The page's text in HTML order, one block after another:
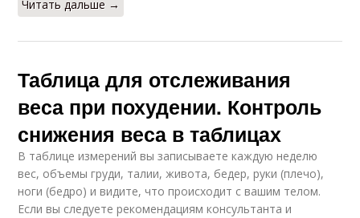
Читать дальше →
Таблица для отслеживания
веса при похудении. Контроль
снижения веса в таблицах
В таблице измерений вы записываете каждую неделю
вес, объемы груди, талии, живота, бедер, руки (плечо),
ноги (бедро) и видите, что происходит с вашим телом.
Если вы следуете рекомендациям консультанта и